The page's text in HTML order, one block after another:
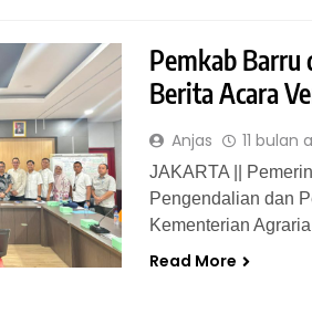
Pemkab Barru
Berita Acara
Anjas 11 bulan
JAKARTA ||
Pengendalian dan
Kementerian
Read More